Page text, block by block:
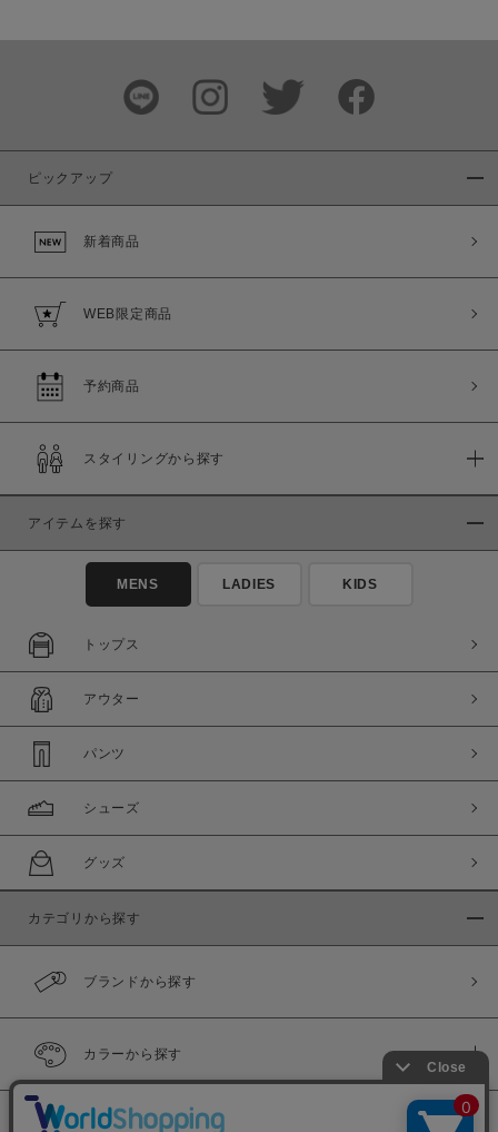
ピックアップ
新着商品
WEB限定商品
予約商品
スタイリングから探す
アイテムを探す
MENS LADIES KIDS
トップス
アウター
パンツ
シューズ
グッズ
カテゴリから探す
ブランドから探す
カラーから探す
履き比べ可能商品